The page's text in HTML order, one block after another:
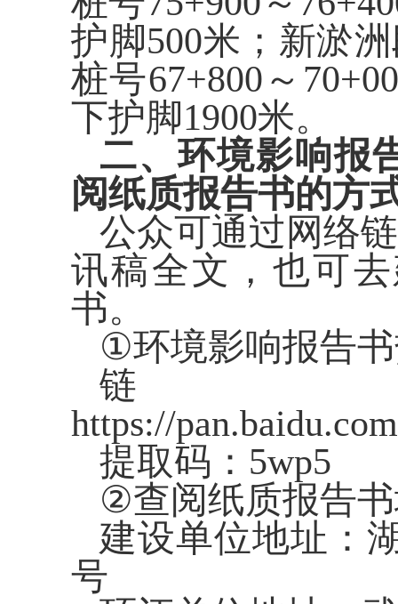
护脚500米；新淤
桩号67+800 ～
下护脚1900米。
二、环境影响报
阅纸质报告书的方
公众可通过网络
讯稿全文，也可
书。
①环境影响报告
https://
提取码： 5wp5
②查阅纸质报告
建设单位地址：
号